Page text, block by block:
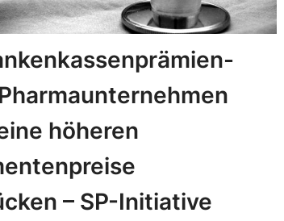
höheren
– SP-Initiative